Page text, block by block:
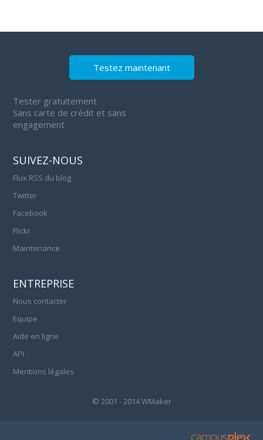
Testez maintenant
Tester gratuitement
Sans carte de crédit et sans
engagement
SUIVEZ-NOUS
Flux RSS du blog
Twitter
Facebook
Flickr
Maintenance
ENTREPRISE
Nous contacter
Equipe
Aide en ligne
API
Mentions légales
© 2001 - 2014 WMaker